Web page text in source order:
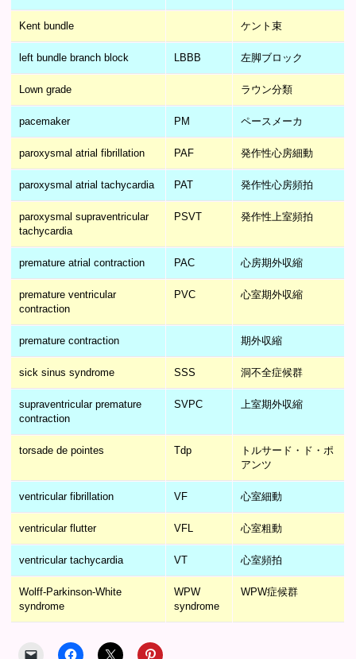
Kent bundle ケント束
left bundle branch block LBBB 左脚ブロック
Lown grade ラウン分類
pacemaker PM ペースメーカ
paroxysmal atrial fibrillation PAF 発作性心房細動
paroxysmal atrial tachycardia PAT 発作性心房頻拍
paroxysmal supraventricular
tachycardia
PSVT 発作性上室頻拍
premature atrial contraction PAC 心房期外収縮
premature ventricular
contraction
PVC 心室期外収縮
premature contraction 期外収縮
sick sinus syndrome SSS 洞不全症候群
supraventricular premature
contraction
SVPC 上室期外収縮
torsade de pointes Tdp
トルサード・ド・ポ
アンツ
ventricular fibrillation VF 心室細動
ventricular flutter VFL 心室粗動
ventricular tachycardia VT 心室頻拍
Wolff-Parkinson-White
syndrome
WPW
syndrome
WPW症候群